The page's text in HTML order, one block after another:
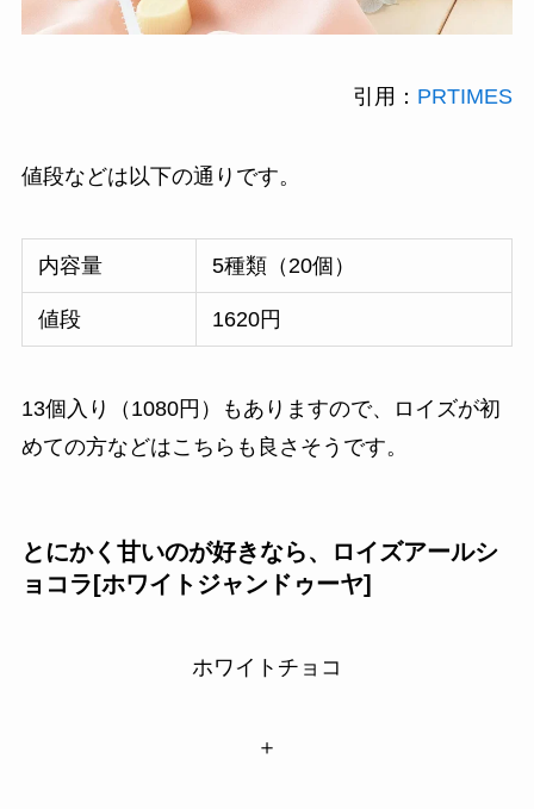
引用： PRTIMES
値段などは以下の通りです。
内容量 5種類（20個）
値段 1620円
13個入り（1080円）もありますので、ロイズが初
めての方などはこちらも良さそうです。
とにかく甘いのが好きなら、
ロイズアールシ
ョコラ[ホワイトジャンドゥーヤ]
ホワイトチョコ
＋